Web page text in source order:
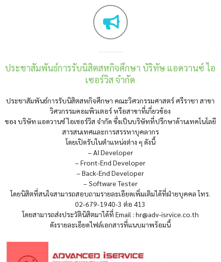
ประชาสัมพันธ์การรับนิสิตสหกิจศึกษา บัริทัษ แอดวานซ์ ไอ
เซอร์วิส จำกัด
ประชาสัมพันธ์การรับนิสิตสหกิจศึกษา คณะวิศวกรรมศาสตร์ ศรีราชา สาขา
วิศวกรรมคอมพิวเตอร์ หรือสาขาที่เกี่ยวข้อง
ของ บริษัท แอดวานซ์ ไอเซอร์วิส จำกัด ซึ่งเป็นบริษัทที่ปรึกษาด้านเทคโนโลยี
สารสนเทศและการสรรหาบุคลากร
โดยเปิดรับในตำแหน่งต่าง ๆ ดังนี้
– AI Developer
– Front-End Developer
– Back-End Developer
– Software Tester
โดยนิสิตที่สนใจสามารถสอบถามรายละเอียดเพิ่มเติมได้ที่ฝ่ายบุคคล โทร.
02-679-1940-3 ต่อ 413
โดยสามารถส่งประวัตินิสิตมาได้ที่ Email : hr@adv-isrvice.co.th
ดังรายละเอียดไฟล์เอกสารที่แนบมาพร้อมนี้